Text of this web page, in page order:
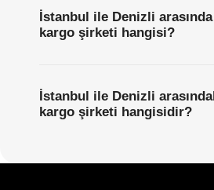
İstanbul ile Denizli
kargo şirketi hangisi?
İstanbul ile Denizli
kargo şirketi hangisidir?